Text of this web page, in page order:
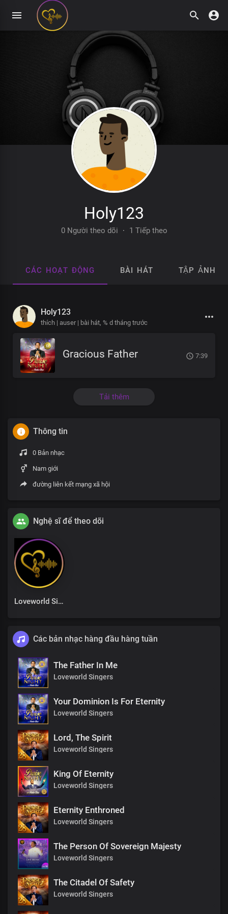
Holy123
0 Người theo dõi · 1 Tiếp theo
CÁC HOẠT ĐỘNG BÀI HÁT TẬP ẢNH
Holy123
thích | auser | bài hát, % d tháng trước
Gracious Father 7:39
Tải thêm
Thông tin
0 Bản nhạc
Nam giới
đường liên kết mạng xã hội
Nghệ sĩ để theo dõi
Loveworld Singers
Các bản nhạc hàng đầu hàng tuần
The Father In Me
Loveworld Singers
Your Dominion Is For Eternity
Loveworld Singers
Lord, The Spirit
Loveworld Singers
King Of Eternity
Loveworld Singers
Eternity Enthroned
Loveworld Singers
The Person Of Sovereign Majesty
Loveworld Singers
The Citadel Of Safety
Loveworld Singers